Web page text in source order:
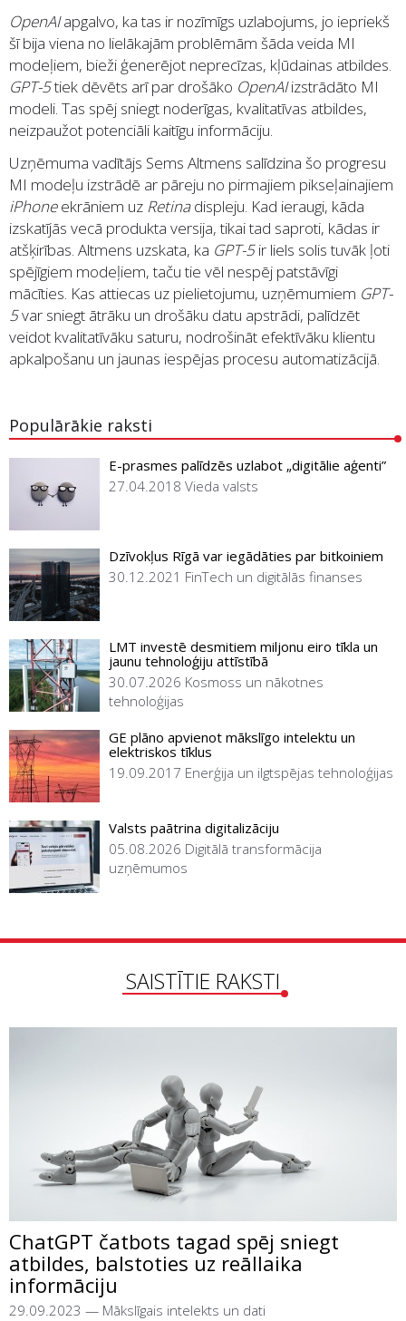
OpenAIapgalvo, ka tas ir nozīmīgs uzlabojums, jo iepriekš
šī bija viena no lielākajām problēmām šāda veida MI
modeļiem, bieži ģenerējot neprecīzas, kļūdainas atbildes.
GPT-5tiek dēvēts arī par drošāko OpenAIizstrādāto MI
modeli. Tas spēj sniegt noderīgas, kvalitatīvas atbildes,
neizpaužot potenciāli kaitīgu informāciju.
​​Uzņēmuma vadītājs Sems Altmens salīdzina šo progresu
MI modeļu izstrādē ar pāreju no pirmajiem pikseļainajiem
iPhoneekrāniem uz Retinadispleju. Kad ieraugi, kāda
izskatījās vecā produkta versija, tikai tad saproti, kādas ir
atšķirības. Altmens uzskata, ka GPT-5ir liels solis tuvāk ļoti
spējīgiem modeļiem, taču tie vēl nespēj patstāvīgi
mācīties. Kas attiecas uz pielietojumu, uzņēmumiem GPT-
5var sniegt ātrāku un drošāku datu apstrādi, palīdzēt
veidot kvalitatīvāku saturu, nodrošināt efektīvāku klientu
apkalpošanu un jaunas iespējas procesu automatizācijā.
Populārākie raksti
E-prasmes palīdzēs uzlabot „digitālie aģenti”
27.04.2018 Vieda valsts
Dzīvokļus Rīgā var iegādāties par bitkoiniem
30.12.2021 FinTech un digitālās finanses
LMT investē desmitiem miljonu eiro tīkla un
jaunu tehnoloģiju attīstībā
30.07.2026 Kosmoss un nākotnes
tehnoloģijas
GE plāno apvienot mākslīgo intelektu un
elektriskos tīklus
19.09.2017 Enerģija un ilgtspējas tehnoloģijas
Valsts paātrina digitalizāciju
05.08.2026 Digitālā transformācija
uzņēmumos
SAISTĪTIE RAKSTI
ChatGPT čatbots tagad spēj sniegt
atbildes, balstoties uz reāllaika
informāciju
29.09.2023 — Mākslīgais intelekts un dati